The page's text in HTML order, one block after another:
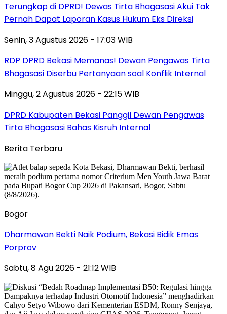
Terungkap di DPRD! Dewas Tirta Bhagasasi Akui Tak
Pernah Dapat Laporan Kasus Hukum Eks Direksi
Senin, 3 Agustus 2026 - 17:03 WIB
RDP DPRD Bekasi Memanas! Dewan Pengawas Tirta
Bhagasasi Diserbu Pertanyaan soal Konflik Internal
Minggu, 2 Agustus 2026 - 22:15 WIB
DPRD Kabupaten Bekasi Panggil Dewan Pengawas
Tirta Bhagasasi Bahas Kisruh Internal
Berita Terbaru
Bogor
Dharmawan Bekti Naik Podium, Bekasi Bidik Emas
Porprov
Sabtu, 8 Agu 2026 - 21:12 WIB